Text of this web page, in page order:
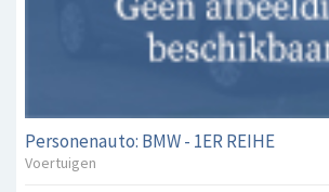
Personenauto: BMW - 1ER REIHE
Voertuigen